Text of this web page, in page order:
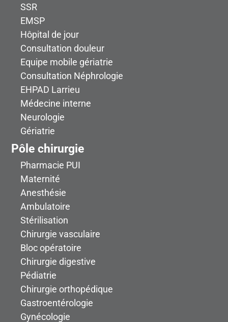
SSR
EMSP
Hôpital de jour
Consultation douleur
Equipe mobile gériatrie
Consultation Néphrologie
EHPAD Larrieu
Médecine interne
Neurologie
Gériatrie
Pôle chirurgie
Pharmacie PUI
Maternité
Anesthésie
Ambulatoire
Stérilisation
Chirurgie vasculaire
Bloc opératoire
Chirurgie digestive
Pédiatrie
Chirurgie orthopédique
Gastroentérologie
Gynécologie